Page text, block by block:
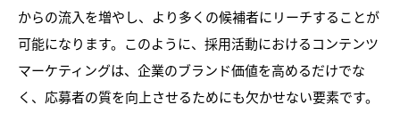
からの流入を増やし、より多くの候補者にリーチすることが
可能になります。このように、採用活動におけるコンテンツ
マーケティングは、企業のブランド価値を高めるだけでな
く、応募者の質を向上させるためにも欠かせない要素です。